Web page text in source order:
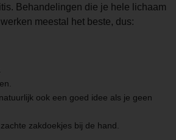
Behandelingen die je hele lichaam
meestal het beste, dus:
ook een goed idee als je geen
zakdoekjes bij de hand.